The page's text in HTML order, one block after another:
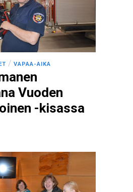
/ VAPAA-AIKA
Vuoden
-kisassa